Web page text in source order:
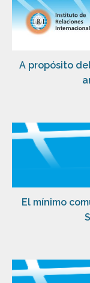
A propósito
El mínimo